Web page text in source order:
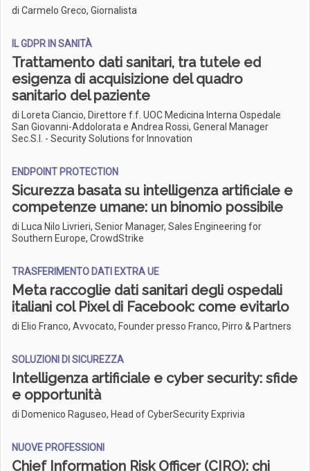
di Carmelo Greco, Giornalista
IL GDPR IN SANITÀ
Trattamento dati sanitari, tra tutele ed
esigenza di acquisizione del quadro
sanitario del paziente
di Loreta Ciancio, Direttore f.f. UOC Medicina Interna Ospedale
San Giovanni-Addolorata e Andrea Rossi, General Manager
Sec.S.I. - Security Solutions for Innovation
ENDPOINT PROTECTION
Sicurezza basata su intelligenza artificiale e
competenze umane: un binomio possibile
di Luca Nilo Livrieri, Senior Manager, Sales Engineering for
Southern Europe, CrowdStrike
TRASFERIMENTO DATI EXTRA UE
Meta raccoglie dati sanitari degli ospedali
italiani col Pixel di Facebook: come evitarlo
di Elio Franco, Avvocato, Founder presso Franco, Pirro & Partners
SOLUZIONI DI SICUREZZA
Intelligenza artificiale e cyber security: sfide
e opportunità
di Domenico Raguseo, Head of CyberSecurity Exprivia
NUOVE PROFESSIONI
Chief Information Risk Officer (CIRO): chi